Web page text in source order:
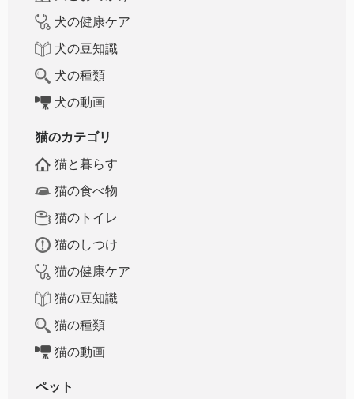
犬の健康ケア
犬の豆知識
犬の種類
犬の動画
猫のカテゴリ
猫と暮らす
猫の食べ物
猫のトイレ
猫のしつけ
猫の健康ケア
猫の豆知識
猫の種類
猫の動画
ペット